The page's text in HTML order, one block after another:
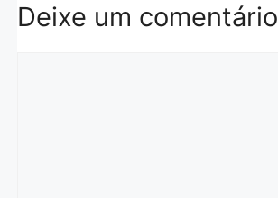
Deixe um comentário